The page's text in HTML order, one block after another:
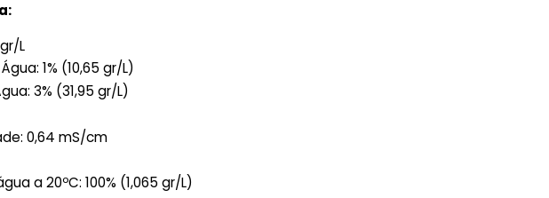
L
1% (10,65 gr/L)
3% (31,95 gr/L)
0,64 mS/cm
a 20ºC: 100% (1,065 gr/L)